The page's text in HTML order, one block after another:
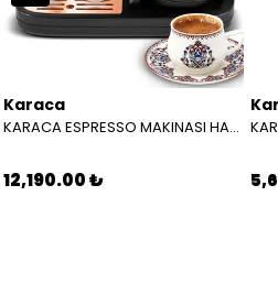
Karaca
KARACA ESPRESSO MAKINASI HATIR PERFETTO ESPRESSO T.K.M. COPPER 8683650465904
12,190.00 ₺